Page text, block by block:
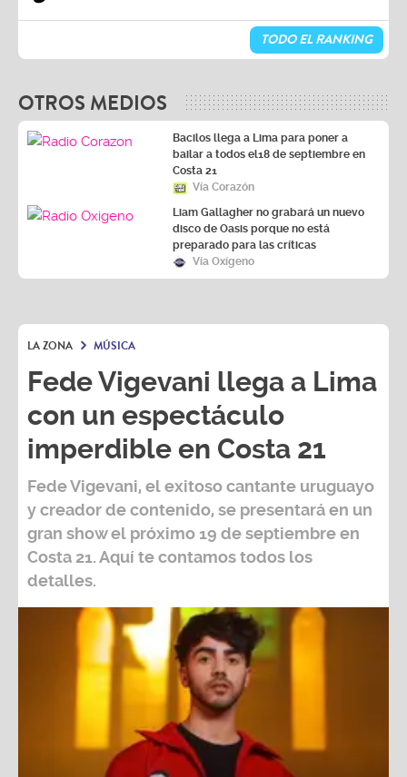
TODO EL RANKING
OTROS MEDIOS
Bacilos llega a Lima para poner a
bailar a todos el18 de septiembre en
Costa 21
Vía Corazón
Liam Gallagher no grabará un nuevo
disco de Oasis porque no está
preparado para las críticas
Vía Oxígeno
LA ZONA MÚSICA
Fede Vigevani llega a Lima
con un espectáculo
imperdible en Costa 21
Fede Vigevani, el exitoso cantante uruguayo
y creador de contenido, se presentará en un
gran show el próximo 19 de septiembreen
Costa 21. Aquí te contamos todos los
detalles.